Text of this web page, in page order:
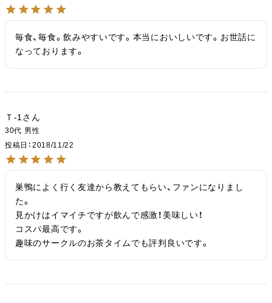
毎食、毎食。飲みやすいです。本当においしいです。お世話に
なっております。
Ｔ-1
30代 男性
投稿日
2018/11/22
巣鴨によく行く友達から教えてもらい、ファンになりまし
た。
見かけはイマイチですが飲んで感激！美味しい！
コスパ最高です。
趣味のサークルのお茶タイムでも評判良いです。